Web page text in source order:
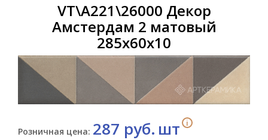
VT\A221\26000 Декор
Амстердам 2 матовый
285х60х10
Розничная цена: 287 руб. шт i